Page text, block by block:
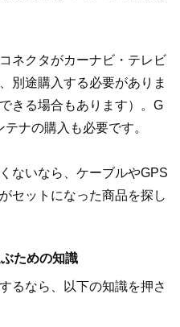
ネクタがカーナビ・テレビ
別途購入する必要がありま
きる場合もあります）。G
ナの購入も必要です。
ないなら、ケーブルやGPS
セットになった商品を探し
ための知識
るなら、以下の知識を押さ